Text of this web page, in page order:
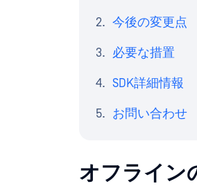
今後の変更点
必要な措置
SDK詳細情報
お問い合わせ
オフライン